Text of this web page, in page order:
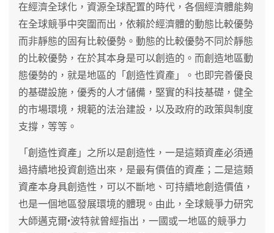
在經濟全球化，資源全球配置的時代，各個經濟體能夠
在全球競爭中突圍而出，依賴於經濟體的動態比較優勢
而非靜態的固有比較優勢。動態的比較優勢不同於靜態
的比較優勢，在於其本身是可以創造的。而創造地區動
態優勢的，就是地區的「創造性資產」。也即完善優良
的基礎設施，優秀的人才儲備，堅實的科技基礎，健全
的市場環境，規範的法治建設，以及政府的政策與制度
支撐，等等。
「創造性資產」之所以是創造性，一是這類資產必須通
過持續地投資創造出來，是最有價值的資產；二是這類
資產本身具創造性，可以不斷地、可持續地創造價值，
也是一個地區發展環境的體現。由此，全球競爭力研究
大師邁克爾•波特就曾經指出，一國或一地區的競爭力